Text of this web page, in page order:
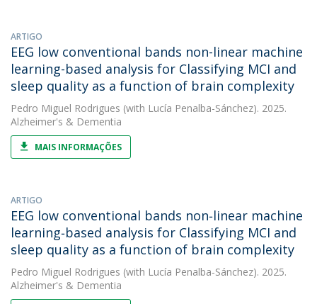
ARTIGO
EEG low conventional bands non-linear machine
learning-based analysis for Classifying MCI and
sleep quality as a function of brain complexity
Pedro Miguel Rodrigues (with Lucía Penalba-Sánchez). 2025.
Alzheimer's & Dementia
MAIS INFORMAÇÕES
ARTIGO
EEG low conventional bands non‐linear machine
learning‐based analysis for Classifying MCI and
sleep quality as a function of brain complexity
Pedro Miguel Rodrigues (with Lucía Penalba‐Sánchez). 2025.
Alzheimer's & Dementia